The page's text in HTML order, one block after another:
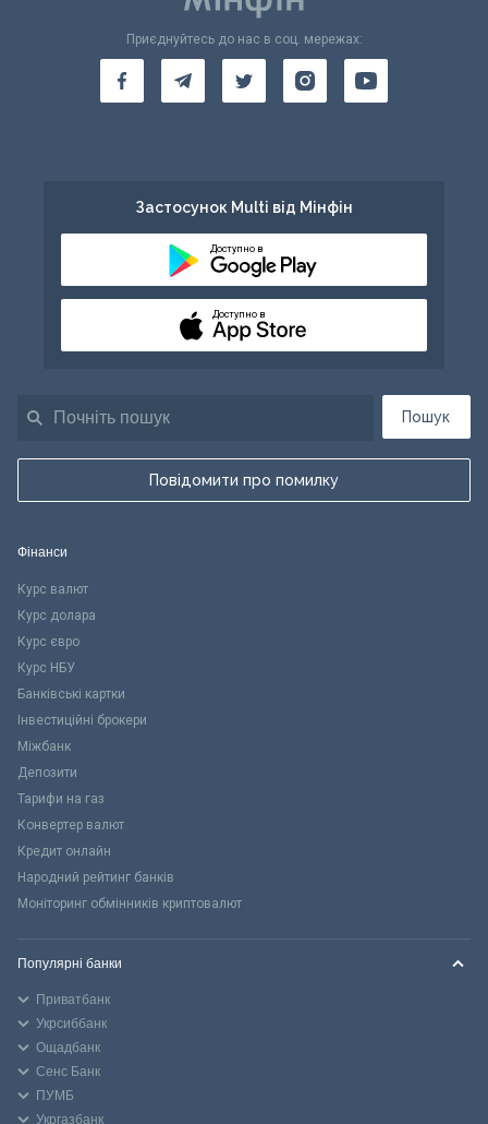
Пошук
Повідомити про помилку
Приєднуйтесь до нас в соц. мережах:
Застосунок Multi від Мінфін
Доступно в
Доступно в
Фінанси
Курс валют
Курс долара
Курс євро
Курс НБУ
Банківські картки
Інвестиційні брокери
Міжбанк
Депозити
Тарифи на газ
Конвертер валют
Кредит онлайн
Народний рейтинг банків
Моніторинг обмінників криптовалют
Популярні банки
Приватбанк
Укрсиббанк
Ощадбанк
Сенс Банк
ПУМБ
Укргазбанк